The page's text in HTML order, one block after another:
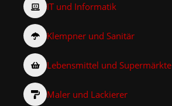
IT und Informatik
Klempner und Sanitär
Lebensmittel und Supermärkte
Maler und Lackierer